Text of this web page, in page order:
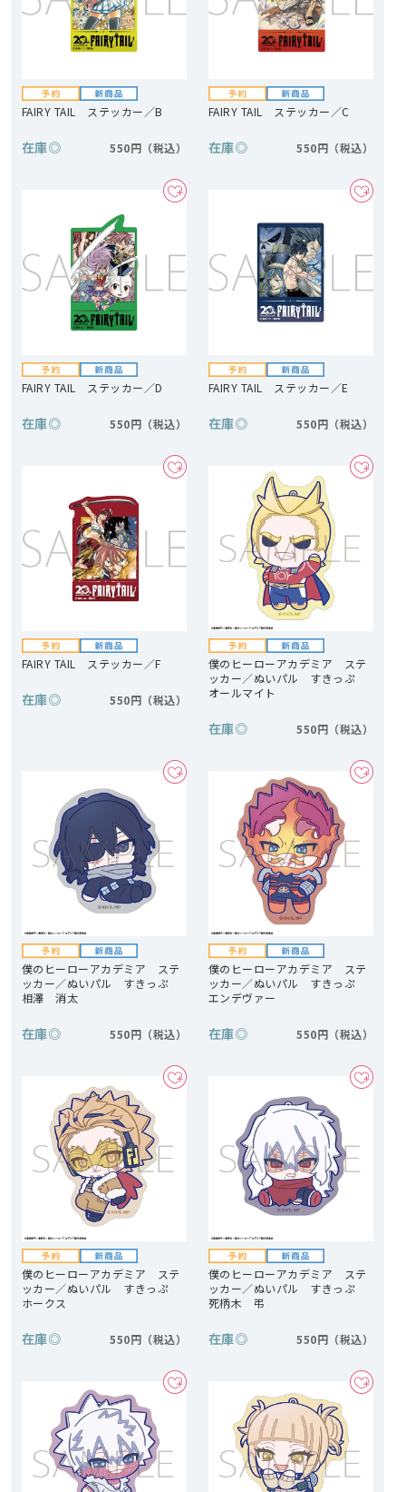
FAIRY TAIL ステッカー／B
在庫◎ 550円
FAIRY TAIL ステッカー／C
在庫◎ 550円
FAIRY TAIL ステッカー／D
在庫◎ 550円
FAIRY TAIL ステッカー／E
在庫◎ 550円
FAIRY TAIL ステッカー／F
在庫◎ 550円
僕のヒーローアカデミア ステ
ッカー／ぬいパル すきっぷ
オールマイト
在庫◎ 550円
僕のヒーローアカデミア ステ
ッカー／ぬいパル すきっぷ
相澤 消太
在庫◎ 550円
僕のヒーローアカデミア ステ
ッカー／ぬいパル すきっぷ
エンデヴァー
在庫◎ 550円
僕のヒーローアカデミア ステ
ッカー／ぬいパル すきっぷ
ホークス
在庫◎ 550円
僕のヒーローアカデミア ステ
ッカー／ぬいパル すきっぷ
死柄木 弔
在庫◎ 550円